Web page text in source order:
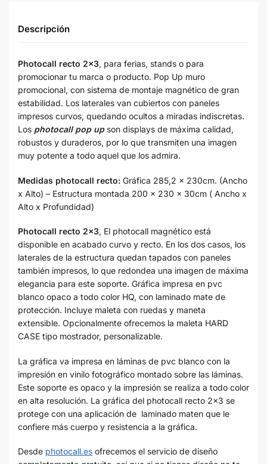
Descripción
Photocall recto 2×3, para ferias, stands o para
promocionar tu marca o producto. Pop Up muro
promocional, con sistema de montaje magnético de gran
estabilidad. Los laterales van cubiertos con paneles
impresos curvos, quedando ocultos a miradas indiscretas.
Los photocall pop upson displays de máxima calidad,
robustos y duraderos, por lo que transmiten una imagen
muy potente a todo aquel que los admira.
Medidas photocall recto: Gráfica 285,2 x 230cm. (Ancho
x Alto) – Estructura montada 200 x 230 x 30cm ( Ancho x
Alto x Profundidad)
Photocall recto 2×3, El photocall magnético está
disponible en acabado curvo y recto. En los dos casos, los
laterales de la estructura quedan tapados con paneles
también impresos, lo que redondea una imagen de máxima
elegancia para este soporte. Gráfica impresa en pvc
blanco opaco a todo color HQ, con laminado mate de
protección. Incluye maleta con ruedas y maneta
extensible. Opcionalmente ofrecemos la maleta HARD
CASE tipo mostrador, personalizable.
La gráfica va impresa en láminas de pvc blanco con la
impresión en vinilo fotográfico montado sobre las láminas.
Este soporte es opaco y la impresión se realiza a todo color
en alta resolución. La gráfica del photocall recto 2×3 se
protege con una aplicación de laminado maten que le
confiere más cuerpo y resistencia a la gráfica.
Desde photocall.es ofrecemos el servicio de diseño